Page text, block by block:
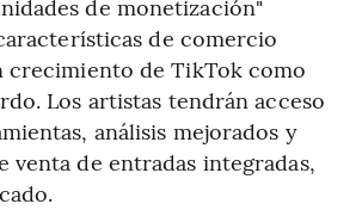
de monetización"
de comercio
de TikTok como
Los artistas tendrán acceso
análisis mejorados y
venta de entradas integradas,